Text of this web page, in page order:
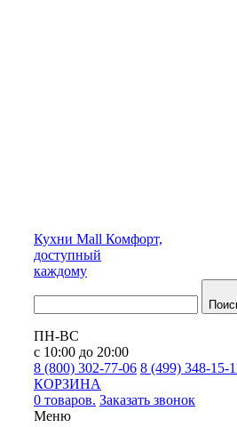
Кухни Mall Комфорт,
доступный
каждому
ПН-ВС
с 10:00 до 20:00
8 (800) 302-77-06 8 (499) 348-15-
КОРЗИНА
0 товаров. Заказать звонок
Меню